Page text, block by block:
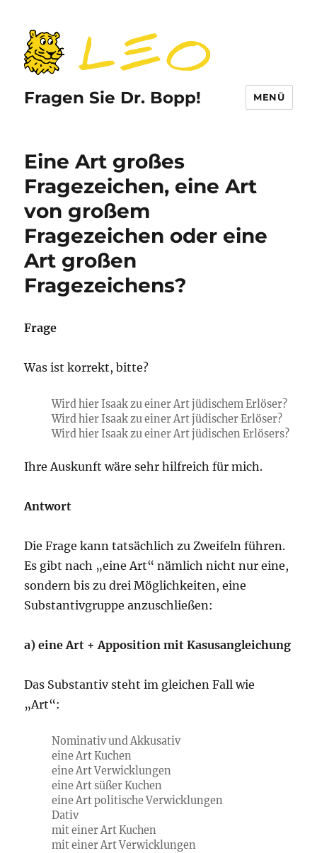
Fragen Sie Dr. Bopp! MENÜ
Eine Art großes
Fragezeichen, eine Art
von großem
Fragezeichen oder eine
Art großen
Fragezeichens?
Frage
Was ist korrekt, bitte?
Wird hier Isaak zu einer Art jüdischem Erlöser?
Wird hier Isaak zu einer Art jüdischer Erlöser?
Wird hier Isaak zu einer Art jüdischen Erlösers?
Ihre Auskunft wäre sehr hilfreich für mich.
Antwort
Die Frage kann tatsächlich zu Zweifeln führen.
Es gibt nach „eine Art“ nämlich nicht nur eine,
sondern bis zu drei Möglichkeiten, eine
Substantivgruppe anzuschließen:
a) eine Art + Apposition mit Kasusangleichung
Das Substantiv steht im gleichen Fall wie
„Art“:
Nominativ und Akkusativ
eine Art Kuchen
eine Art Verwicklungen
eine Art süßer Kuchen
eine Art politische Verwicklungen
Dativ
mit einer Art Kuchen
mit einer Art Verwicklungen